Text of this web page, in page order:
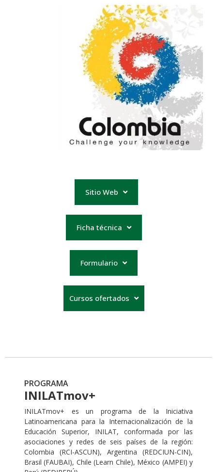
Sitio Web
Ficha técnica
Formulario
Cursos ofertados
PROGRAMA
INILATmov+
INILATmov+ es un programa de la Iniciativa
Latinoamericana para la Internacionalización de la
Educación Superior, INILAT, conformada por las
asociaciones y redes de seis países de la región:
Colombia (RCI-ASCUN), Argentina (REDCIUN-CIN),
Brasil (FAUBAI), Chile (Learn Chile), México (AMPEI) y